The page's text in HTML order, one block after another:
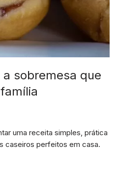
sobremesa que
uma receita simples, prática
caseiros perfeitos em casa.